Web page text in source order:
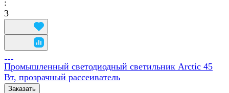
:
3
Промышленный светодиодный светильник Arctic 45
Вт, прозрачный рассеиватель
Заказать